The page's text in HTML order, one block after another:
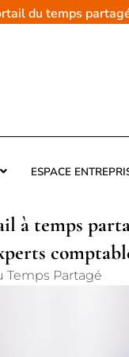
du temps
ESPACE
à temps
Temps Partagé